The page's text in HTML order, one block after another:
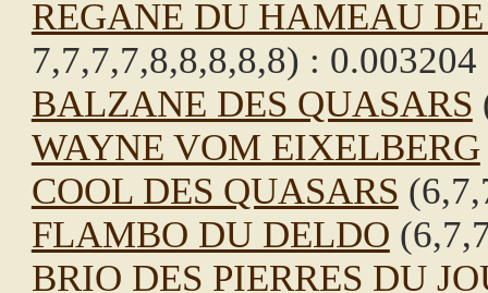
REGANE DU HAMEAU DE
7,7,7,7,8,8,8,8,8) : 0.003204
BALZANE DES QUASARS
WAYNE VOM EIXELBERG
COOL DES QUASARS
FLAMBO DU DELDO
BRIO DES PIERRES DU